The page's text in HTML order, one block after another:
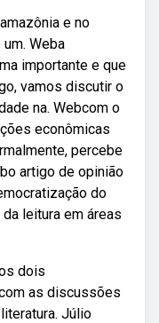
e no
Weba
importante e que
vamos discutir o
na. Webcom o
econômicas
percebe
artigo de opinião
do
leitura em áreas
dois
as discussões
Júlio